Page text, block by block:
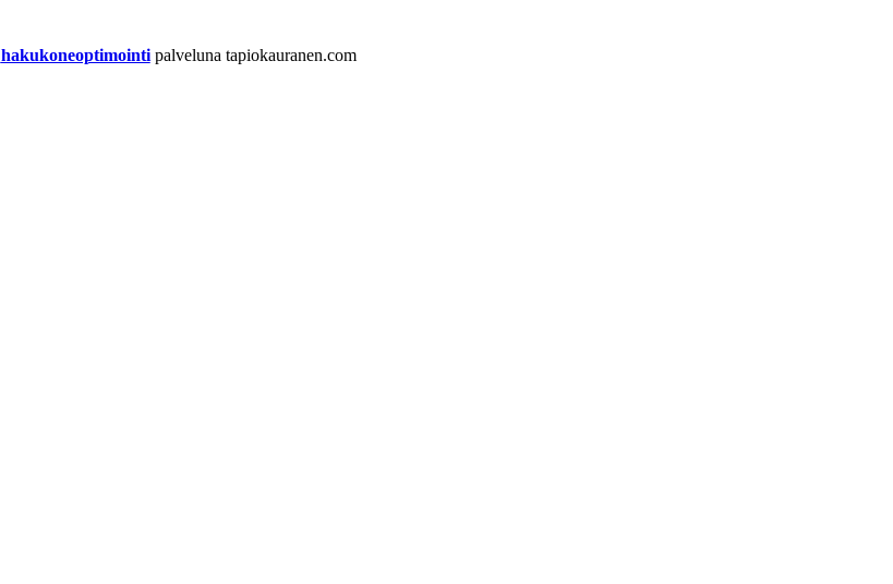
hakukoneoptimointi palveluna tapiokauranen.com